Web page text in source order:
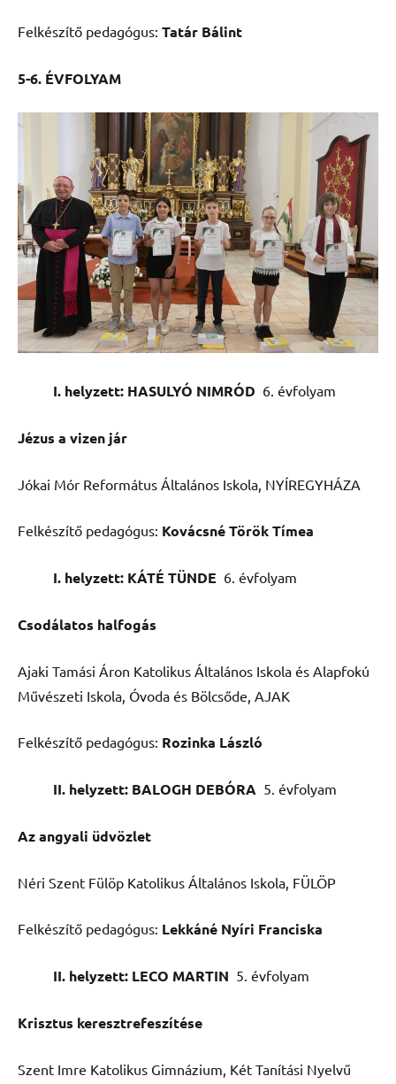
Felkészítő pedagógus: Tatár Bálint
5-6. ÉVFOLYAM
I. helyzett: HASULYÓ NIMRÓD 6. évfolyam
Jézus a vizen jár
Jókai Mór Református Általános Iskola, NYÍREGYHÁZA
Felkészítő pedagógus: Kovácsné Török Tímea
I. helyzett: KÁTÉ TÜNDE 6. évfolyam
Csodálatos halfogás
Ajaki Tamási Áron Katolikus Általános Iskola és Alapfokú
Művészeti Iskola, Óvoda és Bölcsőde, AJAK
Felkészítő pedagógus: Rozinka László
II. helyzett: BALOGH DEBÓRA 5. évfolyam
Az angyali üdvözlet
Néri Szent Fülöp Katolikus Általános Iskola, FÜLÖP
Felkészítő pedagógus: Lekkáné Nyíri Franciska
II. helyzett: LECO MARTIN 5. évfolyam
Krisztus keresztrefeszítése
Szent Imre Katolikus Gimnázium, Két Tanítási Nyelvű